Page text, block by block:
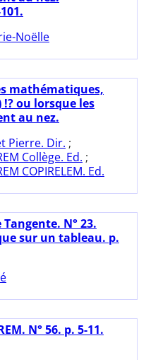
Noëlle
mathématiques,
ou lorsque les
au nez.
Pierre. Dir. ;
Collège. Ed. ;
COPIRELEM. Ed.
N° 23.
sur un tableau. p.
N° 56. p. 5-11.